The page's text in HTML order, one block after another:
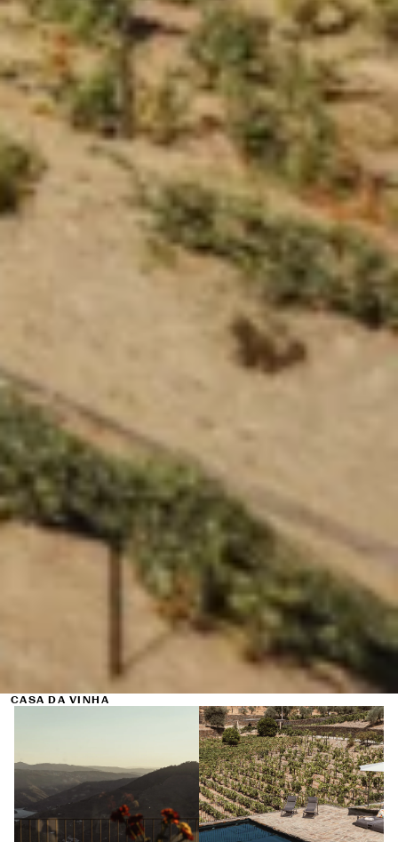
CASA DA VINHA